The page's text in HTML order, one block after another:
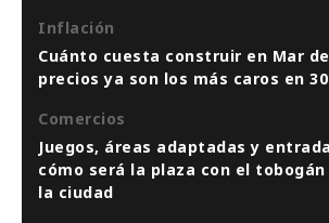
Inflación
Cuánto cuesta construir en Mar
precios ya son los más caros en
Comercios
Juegos, áreas adaptadas y
cómo será la plaza con el
la ciudad